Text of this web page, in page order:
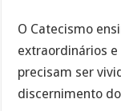
O Catecismo
extraordinários
precisam ser
discernimento